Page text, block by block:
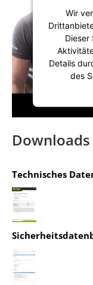
Wir
Dieser
Details
des
Downloads
Technisches